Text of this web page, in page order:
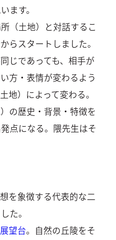
ます。
（土地）と対話するこ
らスタートしました。
じであっても、相手が
方・表情が変わるよう
地）によって変わる。
の歴史・背景・特徴を
点になる。隈先生はそ
を象徴する代表的な二
た。
望台。自然の丘陵をそ